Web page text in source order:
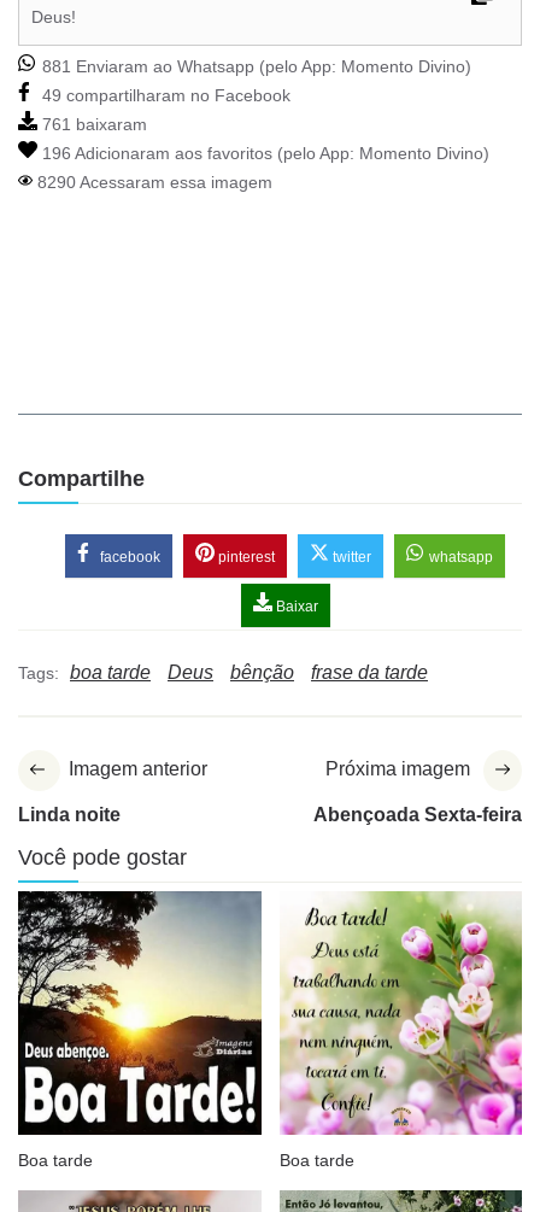
Deus!
881 Enviaram ao Whatsapp (pelo App: Momento Divino)
49 compartilharam no Facebook
761 baixaram
196 Adicionaram aos favoritos (pelo App: Momento Divino)
8290 Acessaram essa imagem
Compartilhe
facebook pinterest twitter whatsapp
Baixar
Tags: boa tarde Deus bênção frase da tarde
Imagem anterior
Linda noite
Próxima imagem
Abençoada Sexta-feira
Você pode gostar
Boa tarde Boa tarde